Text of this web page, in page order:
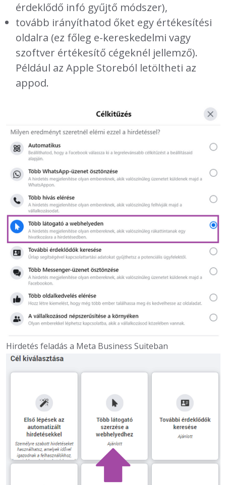
érdeklődő infó gyűjtő módszer),
tovább irányíthatod őket egy értékesítési
oldalra (ez főleg e-kereskedelmi vagy
szoftver értékesítő cégeknél jellemző).
Például az Apple Storeból letöltheti az
appod.
Hirdetés feladás a Meta Business Suiteban